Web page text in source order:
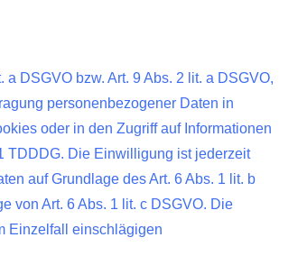
DSGVO bzw. Art. 9 Abs. 2 lit. a DSGVO,
personenbezogener Daten in
oder in den Zugriff auf Informationen
TDDDG. Die Einwilligung ist jederzeit
auf Grundlage des Art. 6 Abs. 1 lit. b
von Art. 6 Abs. 1 lit. c DSGVO. Die
Einzelfall einschlägigen